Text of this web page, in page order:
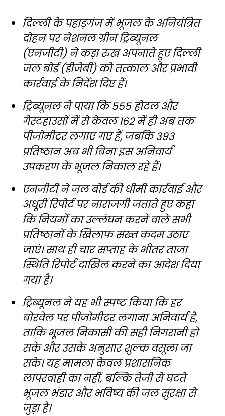
दिल्ली के पहाड़गंज में भूजल के अनियंत्रित
दोहन पर नेशनल ग्रीन ट्रिब्यूनल
(एनजीटी) ने कड़ा रुख अपनाते हुए दिल्ली
जल बोर्ड (डीजेबी) को तत्काल और प्रभावी
कार्रवाई के निर्देश दिए हैं।
ट्रिब्यूनल ने पाया कि 555 होटल और
गेस्टहाउसों में से केवल 162 में ही अब तक
पीजोमीटर लगाए गए हैं, जबकि 393
प्रतिष्ठान अब भी बिना इस अनिवार्य
उपकरण के भूजल निकाल रहे हैं।
एनजीटी ने जल बोर्ड की धीमी कार्रवाई और
अधूरी रिपोर्ट पर नाराजगी जताते हुए कहा
कि नियमों का उल्लंघन करने वाले सभी
प्रतिष्ठानों के खिलाफ सख्त कदम उठाए
जाएं। साथ ही चार सप्ताह के भीतर ताजा
स्थिति रिपोर्ट दाखिल करने का आदेश दिया
गया है।
ट्रिब्यूनल ने यह भी स्पष्ट किया कि हर
बोरवेल पर पीजोमीटर लगाना अनिवार्य है,
ताकि भूजल निकासी की सही निगरानी हो
सके और उसके अनुसार शुल्क वसूला जा
सके। यह मामला केवल प्रशासनिक
लापरवाही का नहीं, बल्कि तेजी से घटते
भूजल भंडार और भविष्य की जल सुरक्षा से
जुड़ा है।